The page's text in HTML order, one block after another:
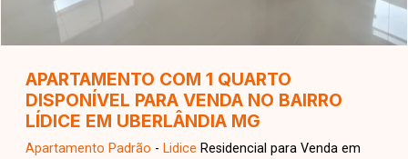
APARTAMENTO COM 1 QUARTO
DISPONÍVEL PARA VENDA NO BAIRRO
LÍDICE EM UBERLÂNDIA MG
Apartamento Padrão - Lidice Residencial para Venda em